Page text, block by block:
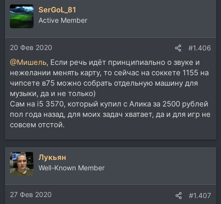
SerGoL_81
Active Member
20 Фев 2020 #1.406
@Мишель, Если речь идёт принципиально о звуке и
нежелании менять карту, то сейчас на соккете 1155 на
чипсете в75 можно собрать отдельную машину для
музыки, да и не только)
Сам на i5 3570, который купил с Алика за 2500 рублей
пол года назад, для моих задач хватает, да и для игр не
совсем отстой.
Лукьян
Well-Known Member
27 Фев 2020 #1.407